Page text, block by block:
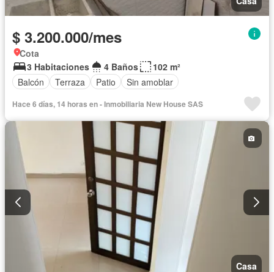
$ 3.200.000/mes
Cota
3 Habitaciones
4 Baños
102 m²
Balcón
Terraza Patio Sin amoblar
Hace 6 días, 14 horas en - Inmobiliaria New House SAS
Casa